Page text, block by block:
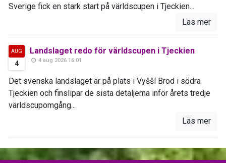
Sverige fick en stark start på världscupen i Tjeckien...
Läs mer
AUG
4
Landslaget redo för världscupen i Tjeckien
4 aug 2026 16:01
Det svenska landslaget är på plats i Vyšší Brod i södra
Tjeckien och finslipar de sista detaljerna inför årets tredje
världscupomgång...
Läs mer